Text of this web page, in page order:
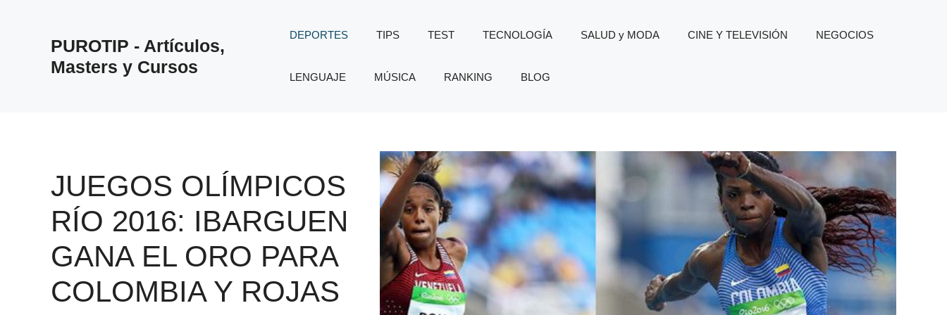
PUROTIP - Artículos,
Masters y Cursos
DEPORTES TIPS TEST TECNOLOGÍA SALUD y MODA CINE Y TELEVISIÓN NEGOCIOS
LENGUAJE MÚSICA RANKING BLOG
JUEGOS OLÍMPICOS
RÍO 2016: IBARGUEN
GANA EL ORO PARA
COLOMBIA Y ROJAS